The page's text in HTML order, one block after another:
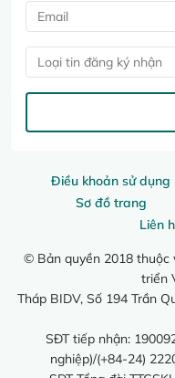
Điều khoản sử dụng
Sơ đồ trang
Liên
© Bản quyền 2018 thuộc
triển
Tháp BIDV, Số 194 Trần
SĐT tiếp nhận:
nghiệp)/(+84-24)
Loại tin đăng ký nhận